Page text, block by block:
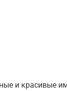
и красивые